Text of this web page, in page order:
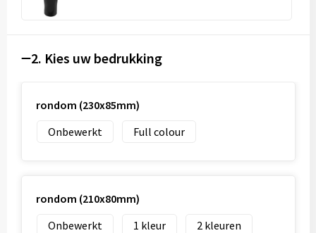
2. Kies uw bedrukking
rondom (230x85mm)
Onbewerkt
Full colour
rondom (210x80mm)
Onbewerkt
1
2